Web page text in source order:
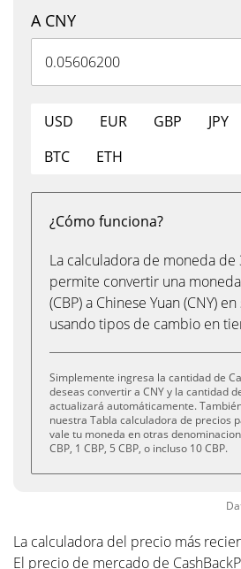
A CNY
USD EUR GBP JPY
BTC
ETH
¿Cómo funciona?
La calculadora de moneda de
permite convertir una
(CBP) a Chinese Yuan (CNY)
usando tipos de cambio en
Simplemente ingresa la cantidad de
deseas convertir a CNY y la cantidad
actualizará automáticamente.
nuestra Tabla calculadora de precios
vale tu moneda en otras
CBP, 1 CBP, 5 CBP, o incluso 10 CBP.
La calculadora del precio más
El precio de mercado de